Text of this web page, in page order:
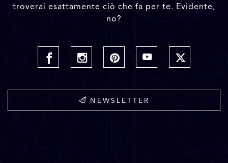
troverai esattamente ciò che fa per te. Evidente,
no?
NEWSLETTER